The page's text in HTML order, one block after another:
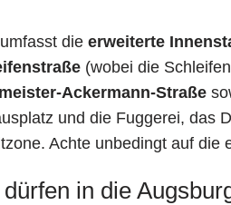
die erweiterte
(wobei die
Ackermann-Straße
und die Fuggerei, das
Achte unbedingt auf
in die